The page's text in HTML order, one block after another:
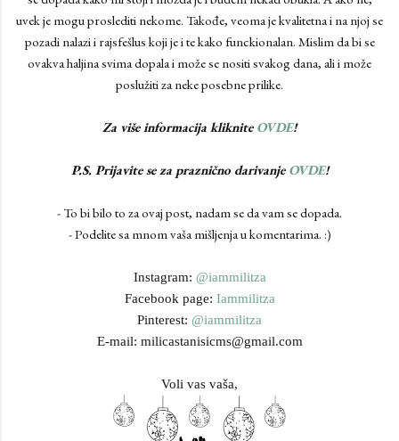
uvek je mogu proslediti nekome. Takođe, veoma je kvalitetna i na njoj se
pozadi nalazi i rajsfešlus koji je i te kako funckionalan. Mislim da bi se
ovakva haljina svima dopala i može se nositi svakog dana, ali i može
poslužiti za neke posebne prilike.
Za više informacija kliknite OVDE!
P.S. Prijavite se za praznično darivanje OVDE!
- To bi bilo to za ovaj post, nadam se da vam se dopada.
- Podelite sa mnom vaša mišljenja u komentarima. :)
Instagram: @iammilitza
Facebook page: Iammilitza
Pinterest: @iammilitza
E-mail: milicastanisicms@gmail.com
Voli vas vaša,